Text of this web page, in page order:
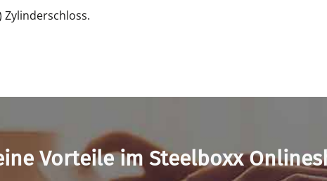
Zylinderschloss.
Vorteile im Steelboxx